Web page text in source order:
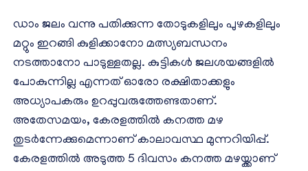
ഡാം ജലം വന്നു പതിക്കുന്ന തോടുകളിലും പുഴകളിലും
മറ്റും ഇറങ്ങി കുളിക്കാനോ മത്സ്യബന്ധനം
നടത്താനോ പാടുള്ളതല്ല. കുട്ടികൾ ജലശയങ്ങളിൽ
പോകുന്നില്ല എന്നത് ഓരോ രക്ഷിതാക്കളും
അധ്യാപകരും ഉറപ്പുവരുത്തേണ്ടതാണ്.
അതേസമയം, കേരളത്തിൽ കനത്ത മഴ
തുടര്‍ന്നേക്കുമെന്നാണ് കാലാവസ്ഥ മുന്നറിയിപ്പ്.
കേരളത്തിൽ അടുത്ത 5 ദിവസം കനത്ത മഴയ്ക്കാണ്